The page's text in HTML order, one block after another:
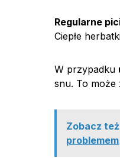
Regularne
Ciepłe
W przypadku
snu. To może
Zobacz
problemem